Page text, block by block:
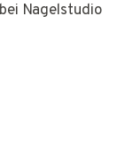
Nagelstudio